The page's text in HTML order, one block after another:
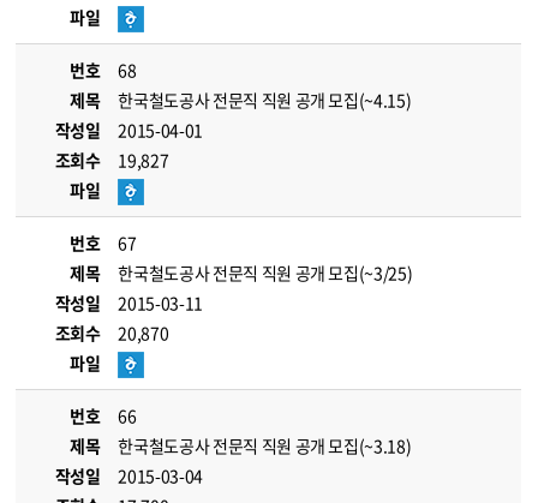
파일
번호
68
제목
한국철도공사 전문직 직원 공개 모집(~4.15)
작성일
2015-04-01
조회수
19,827
파일
번호
67
제목
한국철도공사 전문직 직원 공개 모집(~3/25)
작성일
2015-03-11
조회수
20,870
파일
번호
66
제목
한국철도공사 전문직 직원 공개 모집(~3.18)
작성일
2015-03-04